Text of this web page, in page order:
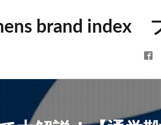
brand index
チザン アーカイブ イギリス
ス
ツ スポーツブランド セントラルセ
ティック ドメスティックブランド
ージブランド ファクトリーブランド